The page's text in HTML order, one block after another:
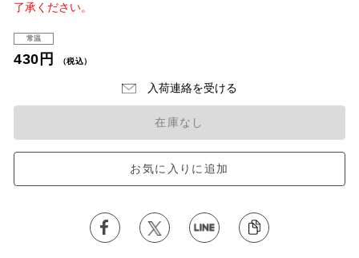
了承ください。
常温
430円 （税込）
入荷連絡を受ける
在庫なし
お気に入りに追加